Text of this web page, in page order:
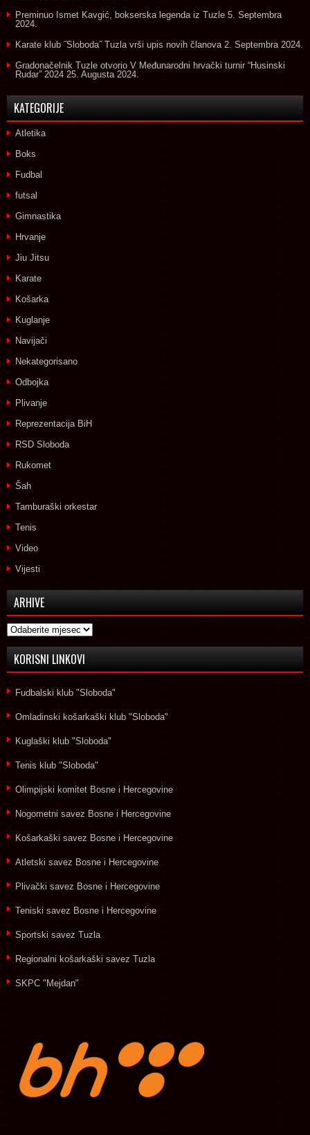
Preminuo Ismet Kavgić, bokserska legenda iz Tuzle 5. Septembra
2024.
Karate klub ˝Sloboda˝ Tuzla vrši upis novih članova 2. Septembra 2024.
Gradonačelnik Tuzle otvorio V Međunarodni hrvački turnir “Husinski
Rudar” 2024 25. Augusta 2024.
KATEGORIJE
Atletika
Boks
Fudbal
futsal
Gimnastika
Hrvanje
Jiu Jitsu
Karate
Košarka
Kuglanje
Navijači
Nekategorisano
Odbojka
Plivanje
Reprezentacija BiH
RSD Sloboda
Rukomet
Šah
Tamburaški orkestar
Tenis
Video
Vijesti
ARHIVE
Arhive
KORISNI LINKOVI
Fudbalski klub "Sloboda"
Omladinski košarkaški klub "Sloboda"
Kuglaški klub "Sloboda"
Tenis klub "Sloboda"
Olimpijski komitet Bosne i Hercegovine
Nogometni savez Bosne i Hercegovine
Košarkaški savez Bosne i Hercegovine
Atletski savez Bosne i Hercegovine
Plivački savez Bosne i Hercegovine
Teniski savez Bosne i Hercegovine
Sportski savez Tuzla
Regionalni košarkaški savez Tuzla
SKPC "Mejdan"